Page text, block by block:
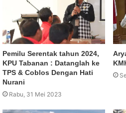
Pemilu Serentak tahun 2024,
KPU Tabanan : Datanglah ke
TPS & Coblos Dengan Hati
Nurani
Rabu, 31 Mei 2023